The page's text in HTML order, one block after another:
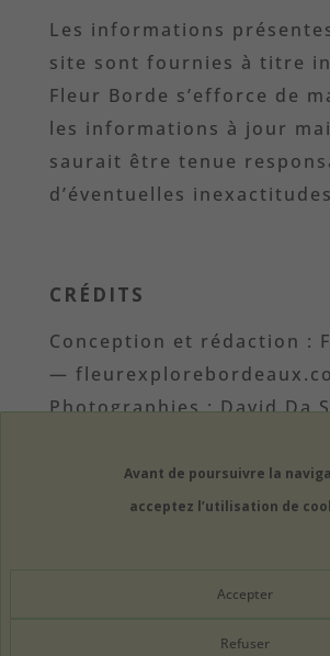
Avant de poursuivre la
acceptez l’utilisation de
Accepter
Refuser
Les informations
site sont fournies à titre
Fleur Borde s’efforce de
les informations à jour
saurait être tenue
d’éventuelles
CRÉDITS
Conception et rédaction :
—
Photographies : David Da